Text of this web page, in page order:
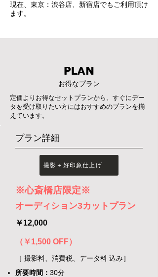
現在、東京：渋谷店、新宿店でもご利用頂け
ます。
PLAN
お得なプラン
定価よりお得なセットプランから、すぐにデー
タを受け取りたい方にはおすすめのプランを揃
えています。
​プラン詳細
撮影＋好印象仕上げ
※心斎橋店限定※
オーディション3カットプラン
￥12,000
（￥1,500 OFF）
［ 撮影料、消費税、データ料 込み］
所要時間： 30分